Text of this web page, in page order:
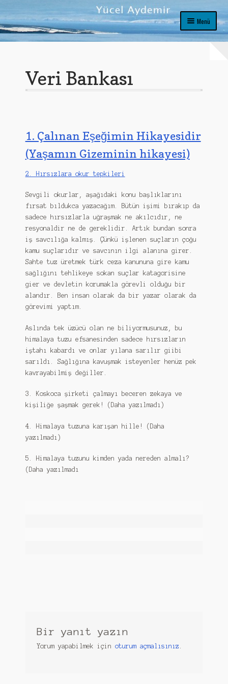
Dolaşıma
geç
İçeriğe
geç
Menü
Giriş
2. Baskıya önsöz
Eşşeğimi yiyen kurtlar
Eşşeğimi yiyen kurtlar 1
Hangi tuz hasta eder
Himalaya Tuzu
Himalaya Tuzu SATIN AL
Himalaya tuzunu nasıl kullanırım
Hırsızlara okur tepkileri 1
HOME Yücel Aydemir
İletişim
Kanser öldürmek için değil yaşatmak içindir
Karaciğer
Karaciğer ve safra kesesi taşları nasıl temizlenir
Konferans
Sahtelerim 1
Veri Bankası
1. Çalınan Eşeğimin Hikayesidir
(Yaşamın Gizeminin hikayesi)
2. Hırsızlara okur tepkileri
Sevgili okurlar, aşağıdaki konu başlıklarını
fırsat bıldukca yazacağım. Bütün işimi bırakıp da
sadece hırsızlarla uğraşmak ne akılcıdır, ne
resyonaldir ne de gereklidir. Artık bundan sonra
iş savcılığa kalmış. Çünkü işlenen suçların çoğu
kamu suçlarıdır ve savcının ilgi alanına girer.
Sahte tuz üretmek türk ceza kanununa gire kamu
sağlığını tehlikeye sokan suçlar katagorisine
gier ve devletin korumakla görevli olduğu bir
alandır. Ben insan olarak da bir yazar olarak da
görevimi yaptım.
Aslında tek üzücü olan ne biliyormusunuz, bu
himalaya tuzu efsanesinden sadece hırsızların
iştahı kabardı ve onlar yılana sarılır giibi
sarıldı. Sağlığına kavuşmak isteyenler henüz pek
kavrayabilmiş değiller.
3. Koskoca şirketi çalmayı beceren zekaya ve
kişiliğe şaşmak gerek! (Daha yazılmadı)
4. Himalaya tuzuna karışan hille! (Daha
yazılmadı)
5. Himalaya tuzunu kimden yada nereden almalı?
(Daha yazılmadı
Bir yanıt yazın
Yorum yapabilmek için oturum açmalısınız